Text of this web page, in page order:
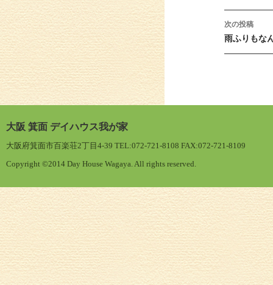
次の投稿
雨ふりもな
大阪 箕面 デイハウス我が家
大阪府箕面市百楽荘2丁目4-39 TEL:072-721-8108 FAX:072-721-8109
Copyright ©2014 Day House Wagaya. All rights reserved.